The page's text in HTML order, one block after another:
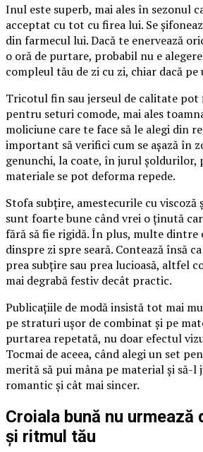
Inul este superb, mai ales în sezonul
acceptat cu tot cu firea lui. Se
din farmecul lui. Dacă te enervează
o oră de purtare, probabil nu e
compleul tău de zi cu zi, chiar dacă pe
Tricotul fin sau jerseul de calitate
pentru seturi comode, mai ales
moliciune care te face să le alegi din
important să verifici cum se așază în
genunchi, la coate, în jurul șoldurilor,
materiale se pot deforma repede.
Stofa subțire, amestecurile cu viscoză
sunt foarte bune când vrei o ținută
fără să fie rigidă. În plus, multe dintre
dinspre zi spre seară. Contează însă
prea subțire sau prea lucioasă, altfel
mai degrabă festiv decât practic.
Publicațiile de modă insistă tot mai
pe straturi ușor de combinat și pe
purtarea repetată, nu doar efectul
Tocmai de aceea, când alegi un set
merită să pui mâna pe material și să-l
romantic și cât mai sincer.
Croiala bună nu urmează
și ritmul tău